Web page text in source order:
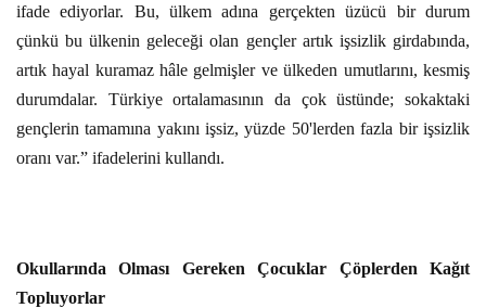
ifade ediyorlar. Bu, ülkem adına gerçekten üzücü bir durum
çünkü bu ülkenin geleceği olan gençler artık işsizlik girdabında,
artık hayal kuramaz hâle gelmişler ve ülkeden umutlarını, kesmiş
durumdalar. Türkiye ortalamasının da çok üstünde; sokaktaki
gençlerin tamamına yakını işsiz, yüzde 50'lerden fazla bir işsizlik
oranı var.” ifadelerini kullandı.
Okullarında Olması Gereken Çocuklar Çöplerden Kağıt
Topluyorlar